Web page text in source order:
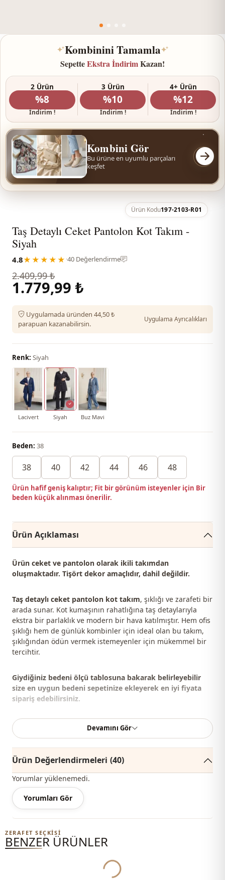
✦ Kombinini Tamamla✦
SepetteEkstra İndirimKazan!
2 Ürün
%8
İndirim !
3 Ürün
%10
İndirim !
4+ Ürün
%12
İndirim !
Kombini Gör
Bu ürüne en uyumlu parçaları
keşfet
Ürün Kodu197-2103-R01
Taş Detaylı Ceket Pantolon Kot Takım -
Siyah
4.8★★★★★ ·40 Değerlendirme
2.409,99 ₺
1.779,99 ₺
Uygulamada üründen 44,50 ₺
parapuan kazanabilirsin.
Uygulama Ayrıcalıkları
Renk: Siyah
Lacivert Siyah Buz Mavi
Beden: 38
38 40 42 44 46 48
Ürün hafif geniş kalıptır; Fit bir görünüm isteyenler için Bir
beden küçük alınması önerilir.
Ürün Açıklaması
Ürün ceket ve pantolon olarak ikili takımdan
oluşmaktadır. Tişört dekor amaçlıdır, dahil değildir.
Taş detaylı ceket pantolon kot takım, şıklığı ve zarafeti bir
arada sunar. Kot kumaşının rahatlığına taş detaylarıyla
ekstra bir parlaklık ve modern bir hava katılmıştır. Hem ofis
şıklığı hem de günlük kombinler için ideal olan bu takım,
şıklığından ödün vermek istemeyenler için mükemmel bir
tercihtir.
Giydiğiniz bedeni ölçü tablosuna bakarak belirleyebilir
size en uygun bedeni sepetinize ekleyerek en iyi fiyata
sipariş edebilirsiniz.
Ürün hafif geniş kalıptır;Fit bir görünüm isteyenler için
Bir beden küçük alınması tavsiye edilir.
%70 Pamuk , %30 Polyester
Yaka
Mevsi̇m
Kumaş Denim
Takım
Devamını Gör
Ürün Değerlendirmeleri (40)
Yorumlar yüklenemedi.
Yorumları Gör
ZERAFET SEÇKISI
BENZER ÜRÜNLERYukleniyor...